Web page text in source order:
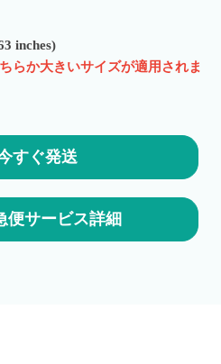
inches)
らか大きいサイズが適用されま
すぐ発送
便サービス詳細